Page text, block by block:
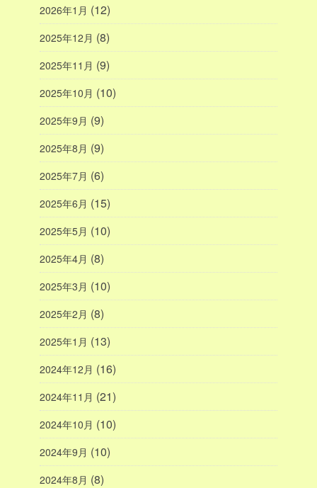
2026年1月 (12)
2025年12月 (8)
2025年11月 (9)
2025年10月 (10)
2025年9月 (9)
2025年8月 (9)
2025年7月 (6)
2025年6月 (15)
2025年5月 (10)
2025年4月 (8)
2025年3月 (10)
2025年2月 (8)
2025年1月 (13)
2024年12月 (16)
2024年11月 (21)
2024年10月 (10)
2024年9月 (10)
2024年8月 (8)